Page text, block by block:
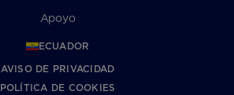
Apoyo
ECUADOR
AVISO DE PRIVACIDAD
POLÍTICA DE COOKIES